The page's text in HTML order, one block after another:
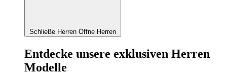
Schließe Herren Öffne Herren
Entdecke unsere exklusiven Herren
Modelle